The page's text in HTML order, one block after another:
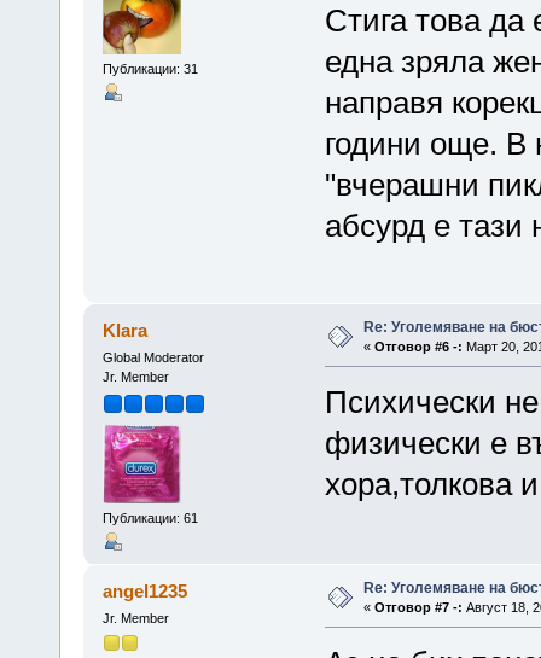
Публикации: 31
Стига това
една зряла
направя
години още. В
"вчерашни
абсурд е тази
Klara
Global Moderator
Jr. Member
Публикации: 61
Re: Уголемяване на
« Отговор #6 -: Март 20,
Психически
физически е
хора,толкова
angel1235
Jr. Member
Re: Уголемяване на
« Отговор #7 -: Август 18,